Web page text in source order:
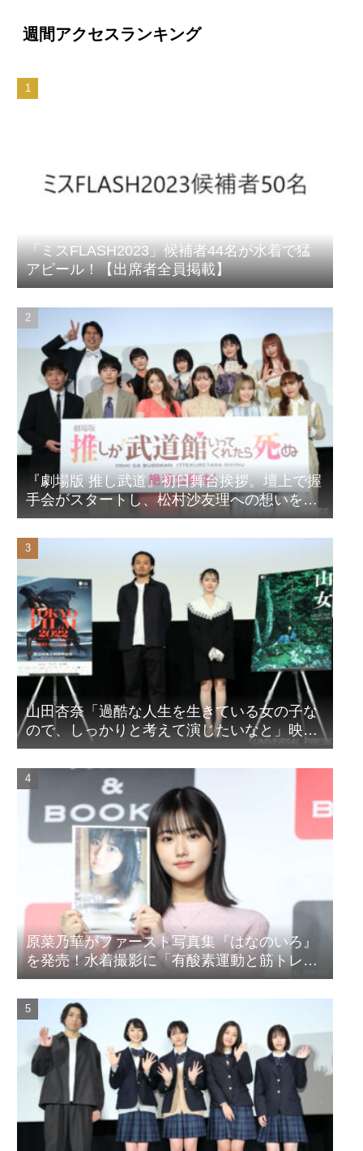
週間アクセスランキング
「ミスFLASH2023」候補者44名が水着で猛
アピール！【出席者全員掲載】
『劇場版 推し武道』初日舞台挨拶。壇上で握
手会がスタートし、松村沙友理への想いをア
ピール！？
山田杏奈「過酷な人生を生きている女の子な
ので、しっかりと考えて演じたいなと」映画
『山女』東京国際映画祭Q&A
原菜乃華がファースト写真集『はなのいろ』
を発売！水着撮影に「有酸素運動と筋トレを
頑張りました」